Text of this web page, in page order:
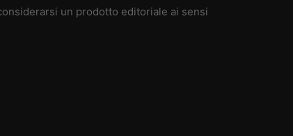
un prodotto editoriale ai sensi